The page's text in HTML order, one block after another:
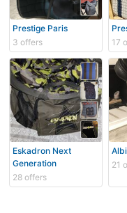
Prestige Paris
3 offers
17
Eskadron Next
Generation
28 offers
21